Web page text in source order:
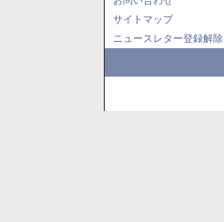
サイトマップ
ニュースレター登録解除